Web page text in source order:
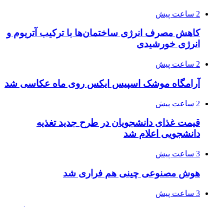
2 ساعت پیش
کاهش مصرف انرژی ساختمان‌ها با ترکیب آتریوم و
انرژی خورشیدی
2 ساعت پیش
آرامگاه موشک اسپیس ایکس روی ماه عکاسی شد
2 ساعت پیش
قیمت غذای دانشجویان در طرح جدید تغذیه
دانشجویی اعلام شد
3 ساعت پیش
هوش مصنوعی چینی هم فراری شد
3 ساعت پیش